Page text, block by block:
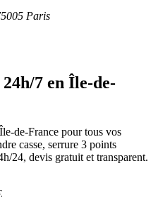
Paris
7 en Île-de-
de-France pour tous vos
casse, serrure 3 points
24, devis gratuit et transparent.